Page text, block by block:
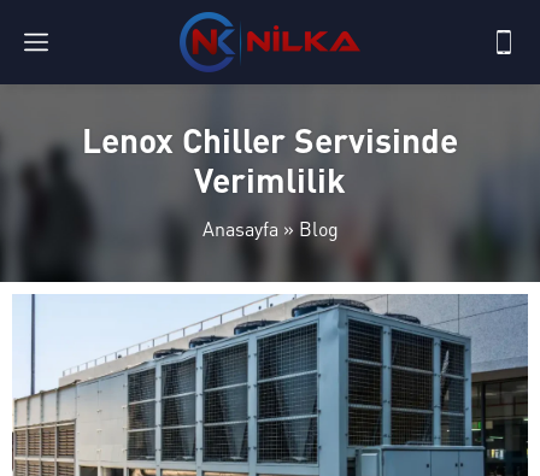
Lenox Chiller Servisinde
Verimlilik
Anasayfa » Blog